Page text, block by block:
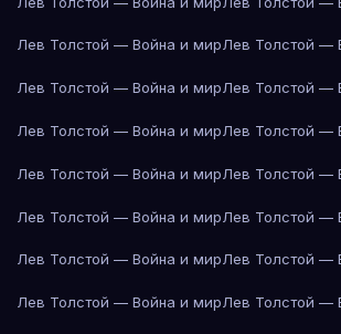
Лев Толстой — Война и мирЛев Толстой —
Лев Толстой — Война и мирЛев Толстой —
Лев Толстой — Война и мирЛев Толстой —
Лев Толстой — Война и мирЛев Толстой —
Лев Толстой — Война и мирЛев Толстой —
Лев Толстой — Война и мирЛев Толстой —
Лев Толстой — Война и мирЛев Толстой —